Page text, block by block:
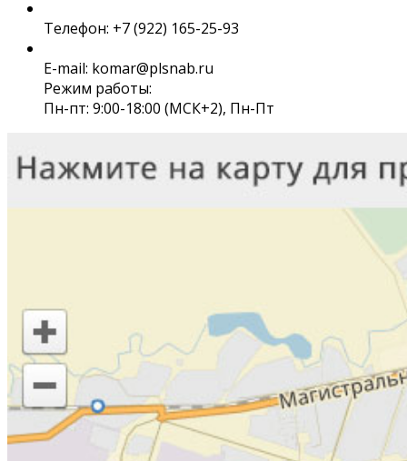
Телефон: +7 (922) 165-25-93
E-mail: komar@plsnab.ru
Режим работы:
Пн-пт: 9:00-18:00 (МСК+2), Пн-Пт